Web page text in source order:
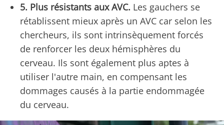
5. Plus résistants aux AVC. Les gauchers se
rétablissent mieux après un AVC car selon les
chercheurs, ils sont intrinsèquement forcés
de renforcer les deux hémisphères du
cerveau. Ils sont également plus aptes à
utiliser l'autre main, en compensant les
dommages causés à la partie endommagée
du cerveau.